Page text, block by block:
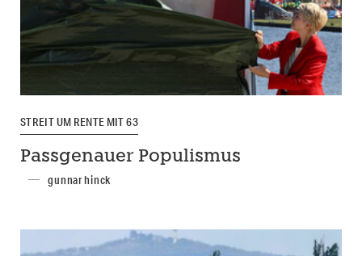
STREIT UM RENTE MIT 63
Passgenauer Populismus
gunnar hinck